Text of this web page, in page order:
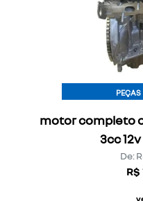
motor completo
3cc
PEÇAS
De:
R$